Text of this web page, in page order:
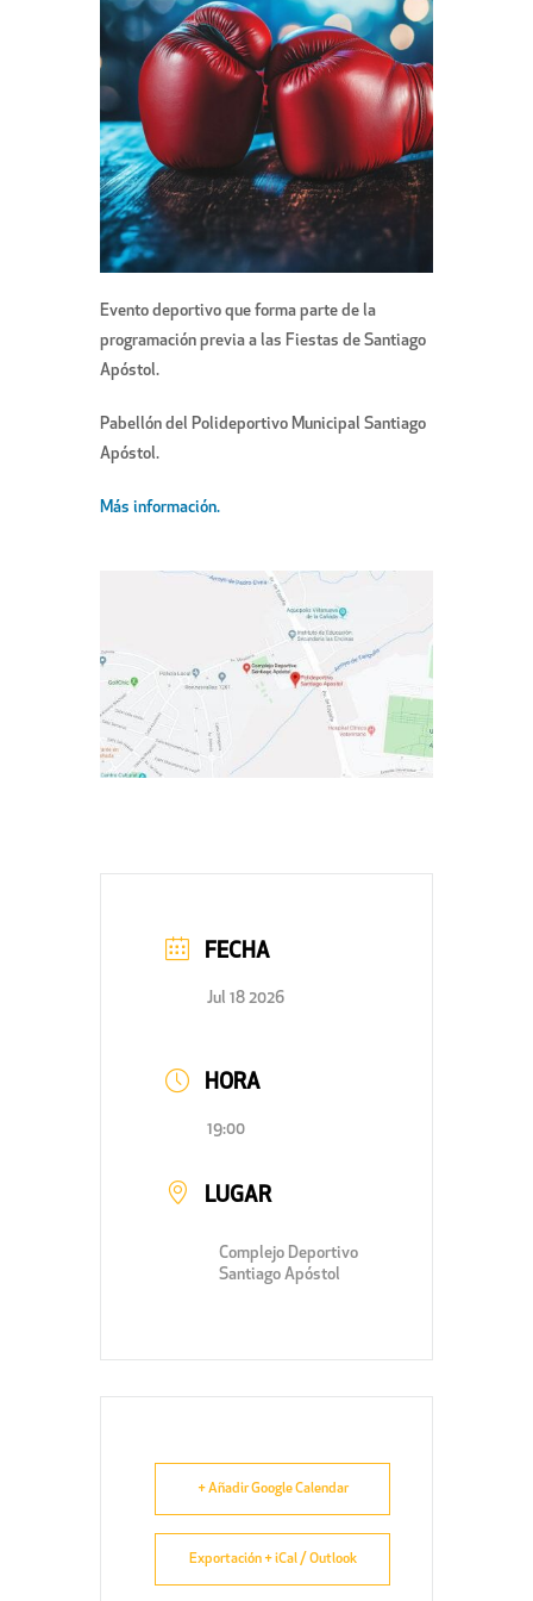
Evento deportivo que forma parte de la
programación previa a las Fiestas de Santiago
Apóstol.
Pabellón del Polideportivo Municipal Santiago
Apóstol.
Más información.
FECHA
Jul 18 2026
HORA
19:00
LUGAR
Complejo Deportivo
Santiago Apóstol
+ Añadir Google Calendar
Exportación + iCal / Outlook